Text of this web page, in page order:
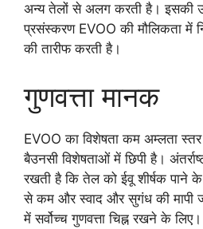
अन्य तेलों से अलग करती है। इसकी
प्रसंस्करण EVOO की मौलिकता में
की तारीफ करती है।
गुणवत्ता मानक
EVOO का विशेषता कम अम्लता
बैउनसी विशेषताओं में छिपी है।
रखती है कि तेल को ईवू शीर्षक पाने
से कम और स्वाद और सुगंध की मापी
में सर्वोच्च गुणवत्ता चिह्न रखने के लिए।